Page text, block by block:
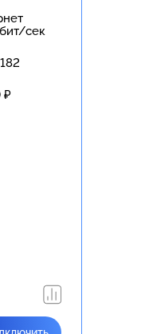
сек
182
₽